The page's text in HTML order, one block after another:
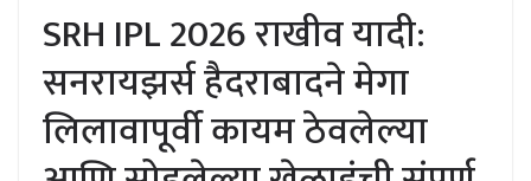
SRH IPL 2026 राखीव यादी:
सनरायझर्स हैदराबादने मेगा
लिलावापूर्वी कायम ठेवलेल्या